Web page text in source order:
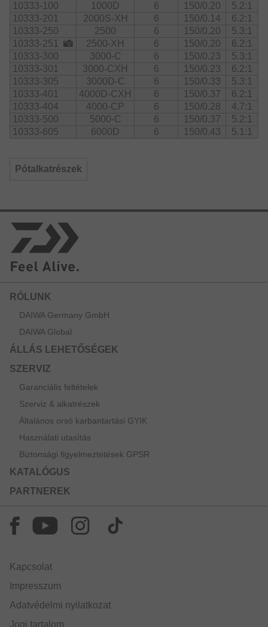
Az új ATD Type-L fék nem tapad le, a zsinórt optimálisan
és folyamatosan adagolja terhelés alatt.
Műszaki kivitel:
Az 1000D és 2500 közötti méretek I-alakú, a 3000-C,
3000-CXH, 3000D-C és 4000-CP méretek T-alakú, a
4000D-CX, 5000-C és 6000D modellek pedig L-es méretű,
T-alakú hajtókar gombbal vannak szerelve.
10333-100 1000D 6 150/0.20
5.2:1
10333-201
2000S-XH 6 150/0.14
6.2:1
10333-250
2500 6 150/0.20
5.3:1
10333-251
2500-XH 6 150/0.20
6.2:1
10333-300
3000-C 6 150/0.23
5.3:1
10333-301
3000-CXH 6 150/0.23
6.2:1
10333-305
3000D-C 6 150/0.33
5.3:1
10333-401
4000D-CXH 6 150/0.37
6.2:1
10333-404
4000-CP 6 150/0.28
4.7:1
10333-500
5000-C 6 150/0.37
5.2:1
10333-605
6000D 6 150/0.43 5.1:1
Pótalkatrészek
RÓLUNK
DAIWA Germany GmbH
DAIWA Global
ÁLLÁS LEHETŐSÉGEK
SZERVIZ
Garanciális feltételek
Szerviz & alkatrészek
Általános orsó karbantartási GYIK
Használati utasítás
Biztonsági figyelmeztetések GPSR
KATALÓGUS
PARTNEREK
Kapcsolat
Impresszum
Adatvédelmi nyilatkozat
Jogi tartalom